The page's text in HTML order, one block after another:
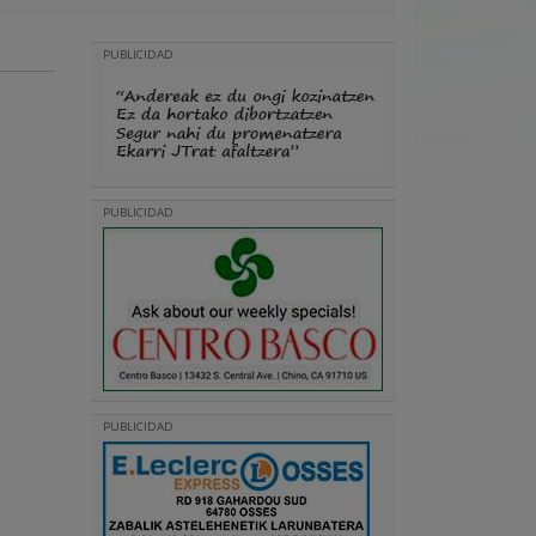
PUBLICIDAD
PUBLICIDAD
PUBLICIDAD